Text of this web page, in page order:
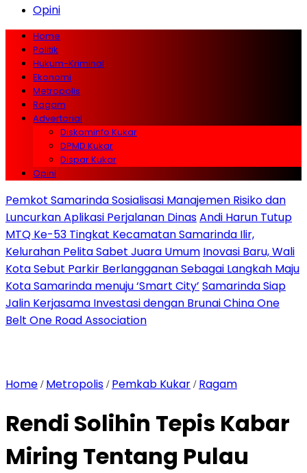
Opini
Home
Politik
Hukum-Kriminal
Ekonomi
Metropolis
Ragam
Advertorial
Diskominfo Kukar
DPMD Kukar
Dispar Kukar
Opini
Pemkot Samarinda Sosialisasi Manajemen Risiko dan
Luncurkan Aplikasi Perjalanan DinasAndi Harun Tutup
MTQ Ke-53 Tingkat Kecamatan Samarinda Ilir,
Kelurahan Pelita Sabet Juara Umum Inovasi Baru, Wali
Kota Sebut Parkir Berlangganan Sebagai Langkah Maju
Kota Samarinda menuju ‘Smart City’ Samarinda Siap
Jalin Kerjasama Investasi dengan Brunai China One
Belt One Road Association
Home / Metropolis / Pemkab Kukar / Ragam
Rendi Solihin Tepis Kabar
Miring Tentang Pulau